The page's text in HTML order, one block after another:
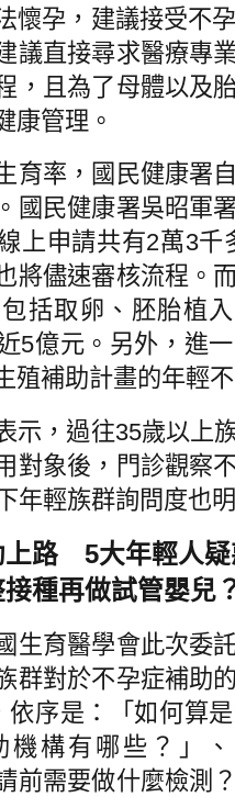
懷孕，建議接受不
議直接尋求醫療專
，且為了母體以及
康管理。
育率，國民健康署
國民健康署吳昭軍
上申請共有2萬3千
將儘速審核流程。
括取卵、胚胎植
5億元。另外，進
殖補助計畫的年輕
示，過往35歲以上
對象後，門診觀察
年輕族群詢問度也
上路 5大年輕人
種再做試管嬰兒
生育醫學會此次委
群對於不孕症補助
依序是：「如何算
機構有哪些？」
前需要做什麼檢測